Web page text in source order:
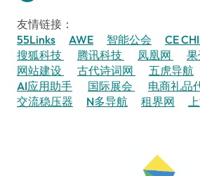
友情链接：
55Links
AWE 智能公会 CE
搜狐科技
腾讯科技 凤凰网
网站建设
古代诗词网 五虎导航
AI应用助手
国际展会
电商礼品
交流稳压器
N多导航 租界网